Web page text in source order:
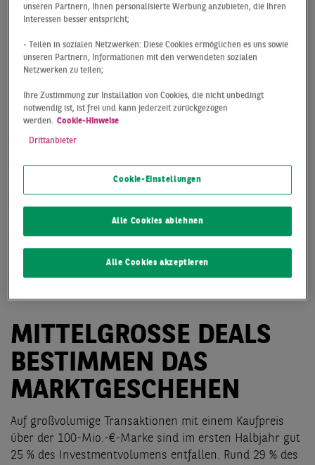
Schumacher-Gebäudes am Gänsemarkt an die Stadt
Hamburg nur eine Transaktion registriert. Trotz des
schwachen Gesamtergebnisses ist das Volumen der
Einzeldeals nicht so stark eingebrochen wie das
Volumen der Portfoliodeals.
MITTELGROSSE DEALS
BESTIMMEN DAS
MARKTGESCHEHEN
Auf großvolumige Transaktionen mit einem Kaufpreis
über der 100-Mio.-€-Marke sind im ersten Halbjahr gut
25 % des Investmentvolumens entfallen. Rund 29 % des
unseren Partnern, Ihnen personalisierte Werbung anzubieten, die Ihren
Interessen besser entspricht;
- Teilen in sozialen Netzwerken: Diese Cookies ermöglichen es uns sowie
unseren Partnern, Informationen mit den verwendeten sozialen
Netzwerken zu teilen;
Ihre Zustimmung zur Installation von Cookies, die nicht unbedingt
notwendig ist, ist frei und kann jederzeit zurückgezogen
werden. Cookie-Hinweise
Drittanbieter
Cookie-Einstellungen
Alle Cookies ablehnen
Alle Cookies akzeptieren